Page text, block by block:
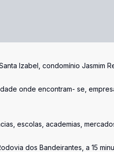
Izabel, condomínio Jasmim
onde encontram- se,
escolas, academias,
dos Bandeirantes, a 15